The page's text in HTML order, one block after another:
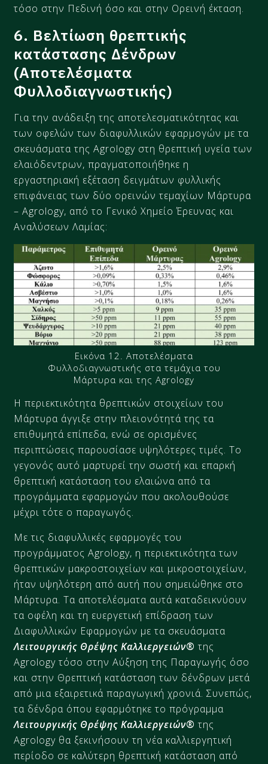
τόσο στην Πεδινή όσο και στην Ορεινή έκταση.
6. Βελτίωση θρεπτικής
κατάστασης Δένδρων
(Αποτελέσματα
Φυλλοδιαγνωστικής)
Για την ανάδειξη της αποτελεσματικότητας και
των οφελών των διαφυλλικών εφαρμογών με τα
σκευάσματα της Agrology στη θρεπτική υγεία των
ελαιόδεντρων, πραγματοποιήθηκε η
εργαστηριακή εξέταση δειγμάτων φυλλικής
επιφάνειας των δύο ορεινών τεμαχίων Μάρτυρα
– Agrology, από το Γενικό Χηµείο Έρευνας και
Αναλύσεων Λαμίας:
Εικόνα 12. Αποτελέσματα
Φυλλοδιαγνωστικής στα τεμάχια του
Μάρτυρα και της Agrology
Η περιεκτικότητα θρεπτικών στοιχείων του
Μάρτυρα άγγιξε στην πλειονότητά της τα
επιθυμητά επίπεδα, ενώ σε ορισμένες
περιπτώσεις παρουσίασε υψηλότερες τιμές. Το
γεγονός αυτό μαρτυρεί την σωστή και επαρκή
θρεπτική κατάσταση του ελαιώνα από τα
προγράμματα εφαρμογών που ακολουθούσε
μέχρι τότε ο παραγωγός.
Με τις διαφυλλικές εφαρμογές του
προγράμματος Agrology, η περιεκτικότητα των
θρεπτικών μακροστοιχείων και μικροστοιχείων,
ήταν υψηλότερη από αυτή που σημειώθηκε στο
Μάρτυρα. Τα αποτελέσματα αυτά καταδεικνύουν
τα οφέλη και τη ευεργετική επίδραση των
Διαφυλλικών Εφαρμογών με τα σκευάσματα
Λειτουργικής Θρέψης Καλλιεργειών®της
Agrology τόσο στην Αύξηση της Παραγωγής όσο
και στην Θρεπτική κατάσταση των δένδρων μετά
από μια εξαιρετικά παραγωγική χρονιά. Συνεπώς,
τα δένδρα όπου εφαρμότηκε το πρόγραμμα
Λειτουργικής Θρέψης Καλλιεργειών®της
Agrology θα ξεκινήσουν τη νέα καλλιεργητική
περίοδο σε καλύτερη θρεπτική κατάσταση από